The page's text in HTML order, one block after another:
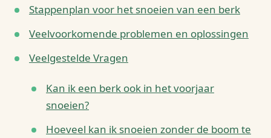
Stappenplan voor het snoeien van een berk
Veelvoorkomende problemen en oplossingen
Veelgestelde Vragen
Kan ik een berk ook in het voorjaar
snoeien?
Hoeveel kan ik snoeien zonder de boom te